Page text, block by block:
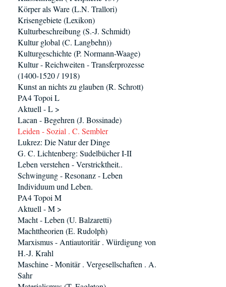
Körper als Ware (L.N. Trallori)
Krisengebiete (Lexikon)
Kulturbeschreibung (S.-J. Schmidt)
Kultur global (C. Langbehn))
Kulturgeschichte (P. Normann-Waage)
Kultur - Reichweiten - Transferprozesse
(1400-1520 / 1918)
Kunst an nichts zu glauben (R. Schrott)
PA4 Topoi L
Aktuell - L >
Lacan - Begehren (J. Bossinade)
Leiden - Sozial . C. Sembler
Lukrez: Die Natur der Dinge
G. C. Lichtenberg: Sudelbücher I-II
Leben verstehen - Verstricktheit..
Schwingung - Resonanz - Leben
Individuum und Leben.
PA4 Topoi M
Aktuell - M >
Macht - Leben (U. Balzaretti)
Machttheorien (E. Rudolph)
Marxismus - Antiautoritär . Würdigung von
H.-J. Krahl
Maschine - Monitär . Vergesellschaften . A.
Sahr